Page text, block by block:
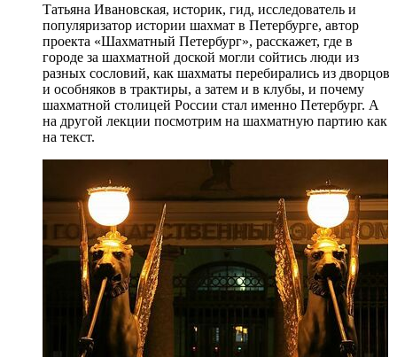
Татьяна Ивановская, историк, гид, исследователь и
популяризатор истории шахмат в Петербурге, автор
проекта «Шахматный Петербург», расскажет, где в
городе за шахматной доской могли сойтись люди из
разных сословий, как шахматы перебирались из дворцов
и особняков в трактиры, а затем и в клубы, и почему
шахматной столицей России стал именно Петербург. А
на другой лекции посмотрим на шахматную партию как
на текст.